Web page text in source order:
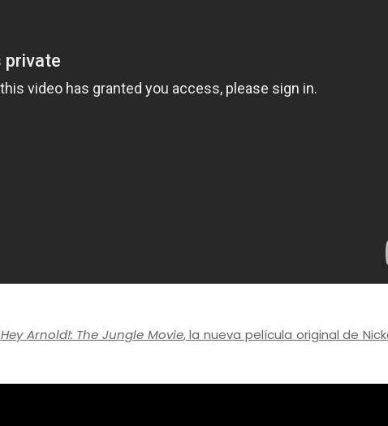
Hey Arnold!: The Jungle Movie, la nueva película original de